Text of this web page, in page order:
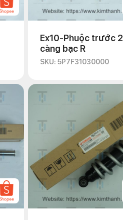
Ex10-Phuộc trước 2
càng bạc R
SKU: 5P7F31030000